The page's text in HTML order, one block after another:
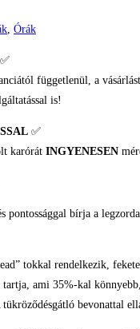
, Órák
✅
függetlenül, a
is!
✅
karórát INGYENESEN
pontossággal bírja a
tokkal rendelkezik,
ami 35%-kal
bevonattal